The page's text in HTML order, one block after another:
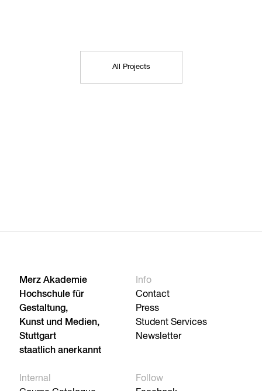
All Projects
Merz Akademie
Hochschule für
Gestaltung,
Kunst und Medien,
Stuttgart
staatlich anerkannt
Info
Contact
Press
Student Services
Newsletter
Internal
Follow